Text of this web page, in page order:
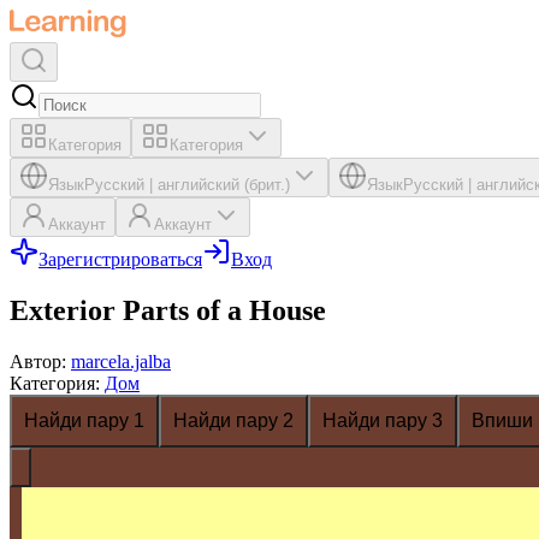
Категория Категория
ЯзыкРусский английский (брит.) ЯзыкРусский
Аккаунт Аккаунт
Зарегистрироваться Вход
Exterior Parts of a House
Автор: marcela.jalba
Категория: Дом
Найди пару 1
Найди пару 2 Найди пару 3 Впиши